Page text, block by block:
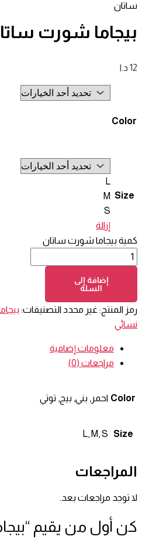
ساتان
بيجاما شورت
12 د.ا
Color
Size
L
M
S
إزالة
كمية بيجاما شورت ساتان
إضافة إلى
السلة
رمز المنتج: غير محدد التصنيفات:
نسائي
معلومات إضافية
مراجعات (0)
Color احمر, بني, بيج, توتي
Size
L, M, S
المراجعات
لا توجد مراجعات بعد.
كن أول من يقيم